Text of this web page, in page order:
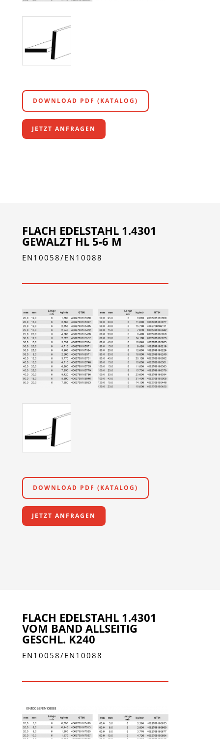
DOWNLOAD PDF (KATALOG)
JETZT ANFRAGEN
FLACH EDELSTAHL 1.4301
GEWALZT HL 5-6 M
EN10058/EN10088
DOWNLOAD PDF (KATALOG)
JETZT ANFRAGEN
FLACH EDELSTAHL 1.4301
VOM BAND ALLSEITIG
GESCHL. K240
EN10058/EN10088